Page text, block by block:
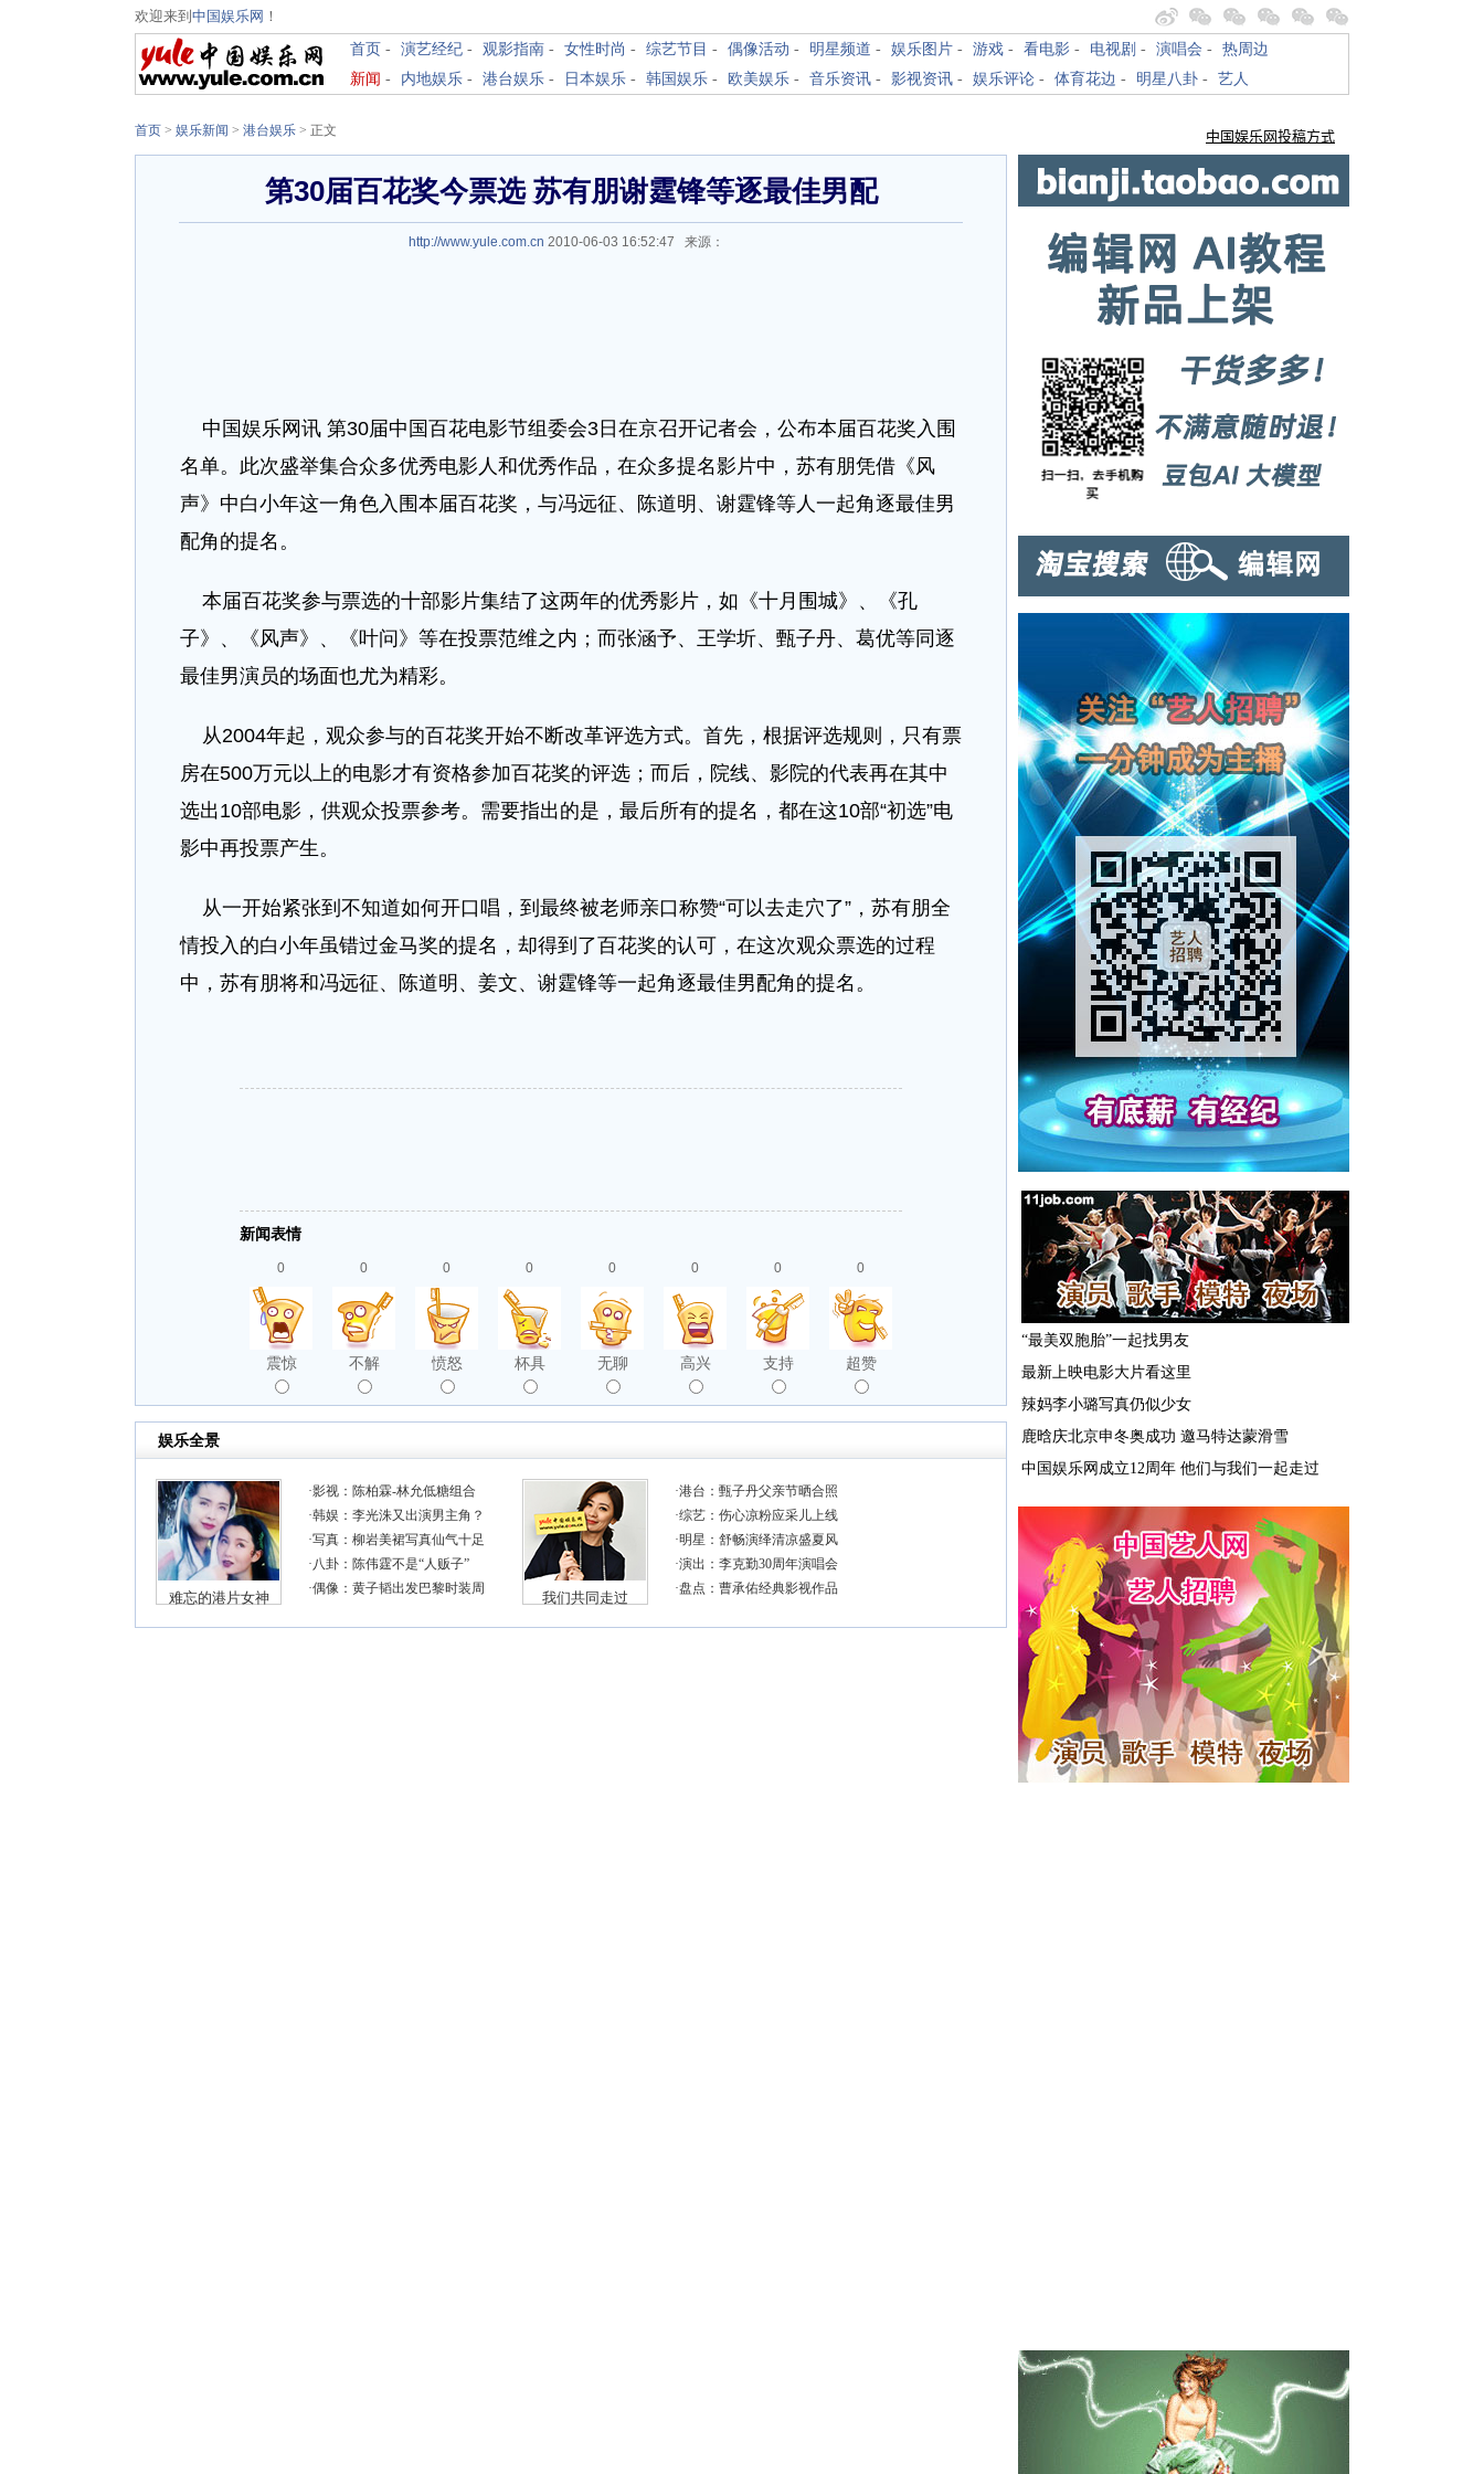
欢迎来到 中国娱乐网 ！
首页 - 演艺经纪 - 观影指南 - 女性时尚 - 综艺节目 - 偶像活动 - 明星频道 - 娱乐图片 - 游戏 - 看电影 - 电视剧 - 演唱会 - 热周边
新闻 - 内地娱乐 - 港台娱乐 - 日本娱乐 - 韩国娱乐 - 欧美娱乐 - 音乐资讯 - 影视资讯 - 娱乐评论 - 体育花边 - 明星八卦 - 艺人
首页 > 娱乐新闻 > 港台娱乐 > 正文
第30届百花奖今票选 苏有朋谢霆锋等逐最佳男配
http://www.yule.com.cn 2010-06-03 16:52:47 来源：
中国娱乐网讯 第30届中国百花电影节组委会3日在京召开记者会，公布本届百花奖入围
名单。此次盛举集合众多优秀电影人和优秀作品，在众多提名影片中，苏有朋凭借《风
声》中白小年这一角色入围本届百花奖，与冯远征、陈道明、谢霆锋等人一起角逐最佳男
配角的提名。
本届百花奖参与票选的十部影片集结了这两年的优秀影片，如《十月围城》、《孔
子》、《风声》、《叶问》等在投票范维之内；而张涵予、王学圻、甄子丹、葛优等同逐
最佳男演员的场面也尤为精彩。
从2004年起，观众参与的百花奖开始不断改革评选方式。首先，根据评选规则，只有票
房在500万元以上的电影才有资格参加百花奖的评选；而后，院线、影院的代表再在其中
选出10部电影，供观众投票参考。需要指出的是，最后所有的提名，都在这10部“初选”电
影中再投票产生。
从一开始紧张到不知道如何开口唱，到最终被老师亲口称赞“可以去走穴了”，苏有朋全
情投入的白小年虽错过金马奖的提名，却得到了百花奖的认可，在这次观众票选的过程
中，苏有朋将和冯远征、陈道明、姜文、谢霆锋等一起角逐最佳男配角的提名。
新闻表情
0
震惊
0
不解
0
愤怒
0
杯具
0
无聊
0
高兴
0
支持
0
超赞